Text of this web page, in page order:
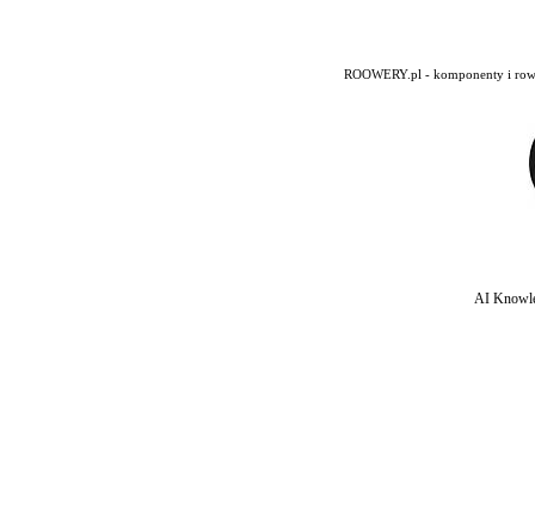
ROOWERY.pl - komponenty i
AI